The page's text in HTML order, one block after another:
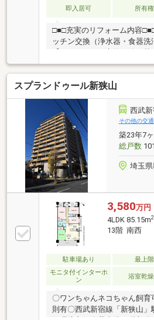
即入居可 所有権
□■□充実のリフォーム内容
ッチン交換（浄水器・食器
付き）】■洗面室（洗面化粧
防水パン・換気扇交換）■ト
型便器に交換）■照明器具交
ンセント交換■給湯器交換■
貼（LDK・洋室全室・廊下）
洗面室・トイレ）■クロス貼■
□■□■□■□■□■□■□■□■詳しく
【0120-935-983】までお気軽
せ！
スプランドゥール新狭山
西武
その他の交通
築23年7
総戸数
埼玉
3,580万円
4LDK 85.15m2
13階 南西
駐車場あり 最上階
モニタ付インターホ
ン
浴室乾
〇ワンちゃんネコちゃん飼
則有〇西武新宿線「新狭山」